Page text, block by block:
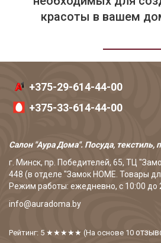
красоты в вашем
+375-29-614-44-00
+375-33-614-44-00
Салон "Аура Дома". Посуда,
г. Минск, пр. Победителей, 65, ТЦ
448 (в отделе "Замок HOME. Товары
Режим работы: ежедневно, с 10:00 до
info@auradoma.by
Рейтинг: 5 ★★★★★ (На основе 10